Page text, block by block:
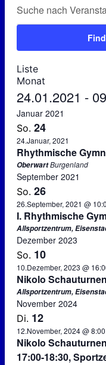
Suche
und
Navigation
Sie
Das
Suche
Veranstaltungen
Schlüsselwort.
Ansichten-
Navigation
Liste
Liste
Monat
24.01.2021 -
Januar 2021
So. 24
24.Januar, 2021
Rhythmische
OberwartBurgenland
September 2021
So. 26
26.September, 2021 @
I. Rhythmische
Allsportzentrum,
Dezember 2023
So. 10
10.Dezember, 2023 @
Nikolo Schauturnen
Allsportzentrum,
November 2024
Di. 12
12.November, 2024 @ 8:00
Nikolo
17:00-18:30,